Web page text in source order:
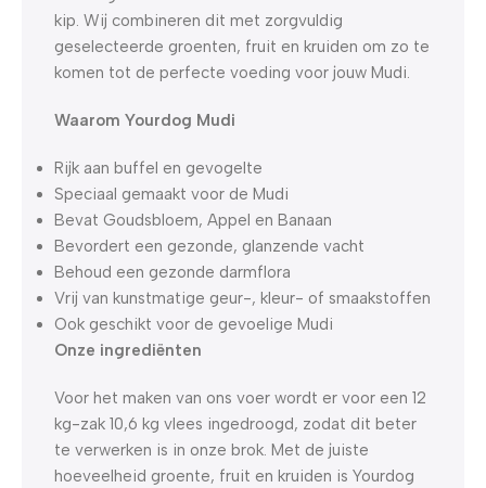
kip. Wij combineren dit met zorgvuldig
geselecteerde groenten, fruit en kruiden om zo te
komen tot de perfecte voeding voor jouw Mudi.
Waarom Yourdog Mudi
Rijk aan buffel en gevogelte
Speciaal gemaakt voor de Mudi
Bevat Goudsbloem, Appel en Banaan
Bevordert een gezonde, glanzende vacht
Behoud een gezonde darmflora
Vrij van kunstmatige geur-, kleur- of smaakstoffen
Ook geschikt voor de gevoelige Mudi
Onze ingrediënten
Voor het maken van ons voer wordt er voor een 12
kg-zak 10,6 kg vlees ingedroogd, zodat dit beter
te verwerken is in onze brok. Met de juiste
hoeveelheid groente, fruit en kruiden is Yourdog